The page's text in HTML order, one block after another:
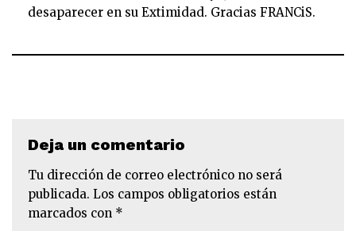
desaparecer en su Extimidad. Gracias FRANCiS.
Deja un comentario
Tu dirección de correo electrónico no será
publicada. Los campos obligatorios están
marcados con *